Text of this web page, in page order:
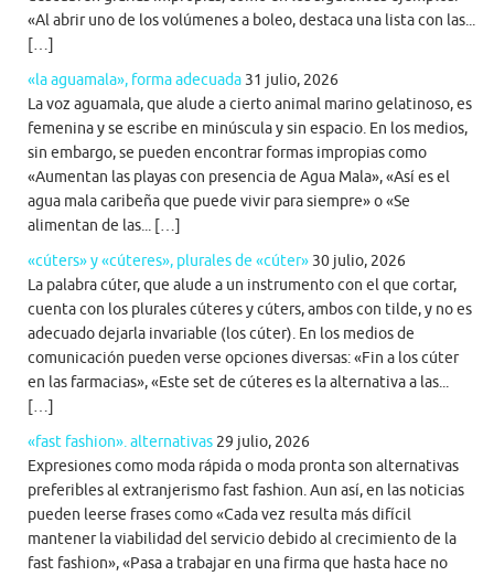
«Al abrir uno de los volúmenes a boleo, destaca una lista con las...
[…]
«la aguamala», forma adecuada 31 julio, 2026
La voz aguamala, que alude a cierto animal marino gelatinoso, es
femenina y se escribe en minúscula y sin espacio. En los medios,
sin embargo, se pueden encontrar formas impropias como
«Aumentan las playas con presencia de Agua Mala», «Así es el
agua mala caribeña que puede vivir para siempre» o «Se
alimentan de las... […]
«cúters» y «cúteres», plurales de «cúter» 30 julio, 2026
La palabra cúter, que alude a un instrumento con el que cortar,
cuenta con los plurales cúteres y cúters, ambos con tilde, y no es
adecuado dejarla invariable (los cúter). En los medios de
comunicación pueden verse opciones diversas: «Fin a los cúter
en las farmacias», «Este set de cúteres es la alternativa a las...
[…]
«fast fashion». alternativas 29 julio, 2026
Expresiones como moda rápida o moda pronta son alternativas
preferibles al extranjerismo fast fashion. Aun así, en las noticias
pueden leerse frases como «Cada vez resulta más difícil
mantener la viabilidad del servicio debido al crecimiento de la
fast fashion», «Pasa a trabajar en una firma que hasta hace no